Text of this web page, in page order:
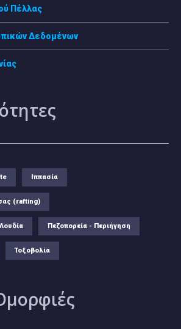
Πέλλας
Δεδομένων
Ιππασία
(rafting)
Πεζοπορεία - Περιήγηση
Τοξοβολία